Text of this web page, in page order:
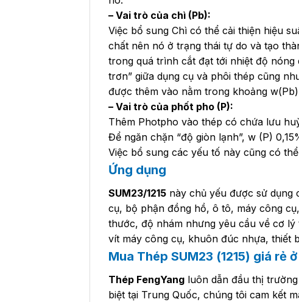
– Vai trò của chì (Pb):
Việc bổ sung Chì có thể cải thiện hiệu
chất nên nó ở trạng thái tự do và tạo
trong quá trình cắt đạt tới nhiệt độ
trơn” giữa dụng cụ và phôi thép cũng
được thêm vào nằm trong khoảng
– Vai trò của phốt pho (P):
Thêm Photpho vào thép có chứa lưu
Để ngăn chặn “độ giòn lạnh”, w (P)
Việc bổ sung các yếu tố này cũng có
Ứng dụng
SUM23/1215 này chủ yếu được sử
cụ, bộ phận đồng hồ, ô tô, máy công
thước, độ nhám nhưng yêu cầu về cơ
vít máy công cụ, khuôn đúc nhựa, thiết
Mua Thép SUM23 (1215) giá rẻ
Thép FengYang luôn dẫn đầu thị
biệt tại Trung Quốc, chúng tôi cam kết